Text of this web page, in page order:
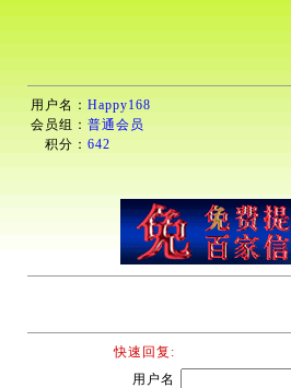
用户名： Happy168
会员组： 普通会员
积分： 642
快速回复:
用户名